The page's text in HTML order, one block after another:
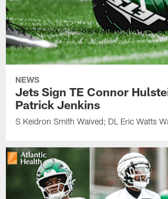
NEWS
Jets Sign TE Connor
Patrick Jenkins
S Keidron Smith Waived; DL Eric Watts